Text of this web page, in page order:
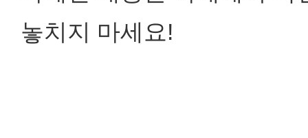
놓치지 마세요!